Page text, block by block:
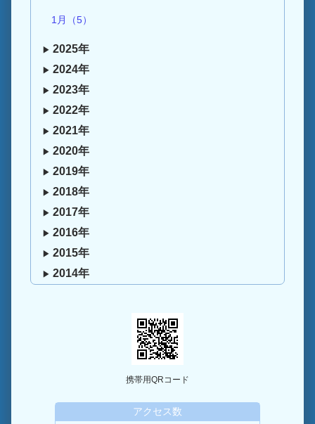
1月（5）
2025年
2024年
2023年
2022年
2021年
2020年
2019年
2018年
2017年
2016年
2015年
2014年
携帯用QRコード
アクセス数